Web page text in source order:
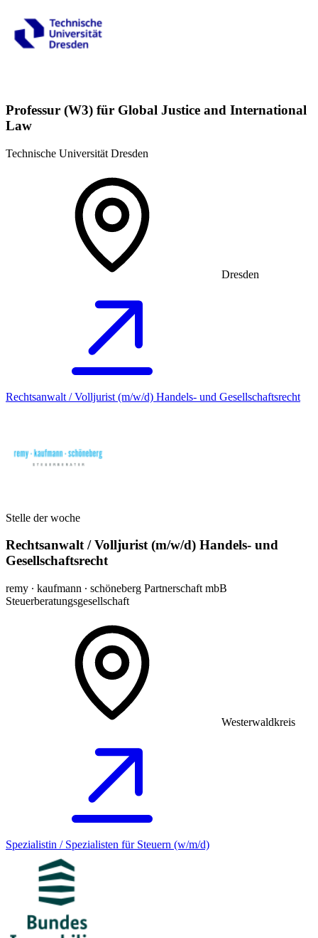
Professur (W3) für Global Justice and International
Law
Technische Universität Dresden
Dresden
Rechtsanwalt / Volljurist (m/w/d) Handels- und Gesellschaftsrecht
Stelle der woche
Rechtsanwalt / Volljurist (m/w/d) Handels- und
Gesellschaftsrecht
remy ∙ kaufmann ∙ schöneberg Partnerschaft mbB
Steuerberatungsgesellschaft
Westerwaldkreis
Spezialistin / Spezialisten für Steuern (w/m/d)